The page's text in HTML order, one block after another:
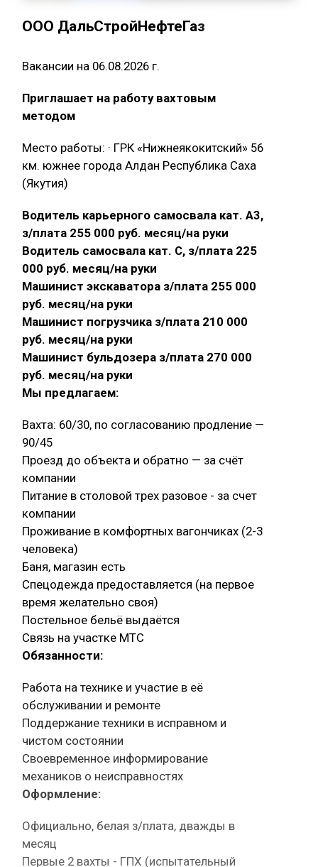
ООО ДальСтройНефтеГаз
Вакансии на 06.08.2026 г.
Приглашает на работу вахтовым
методом
Место работы: · ГРК «Нижнеякокитский» 56
км. южнее города Алдан Республика Саха
(Якутия)
Водитель карьерного самосвала кат. А3,
з/плата 255 000 руб. месяц/на руки
Водитель самосвала кат. С, з/плата 225
000 руб. месяц/на руки
Машинист экскаватора з/плата 255 000
руб. месяц/на руки
Машинист погрузчика з/плата 210 000
руб. месяц/на руки
Машинист бульдозера з/плата 270 000
руб. месяц/на руки
Мы предлагаем:
Вахта: 60/30, по согласованию продление —
90/45
Проезд до объекта и обратно — за счёт
компании
Питание в столовой трех разовое - за счет
компании
Проживание в комфортных вагончиках (2-3
человека)
Баня, магазин есть
Спецодежда предоставляется (на первое
время желательно своя)
Постельное бельё выдаётся
Связь на участке МТС
Обязанности:
Работа на технике и участие в её
обслуживании и ремонте
Поддержание техники в исправном и
чистом состоянии
Своевременное информирование
механиков о неисправностях
Оформление:
Официально, белая з/плата, дважды в
месяц
Первые 2 вахты - ГПХ (испытательный